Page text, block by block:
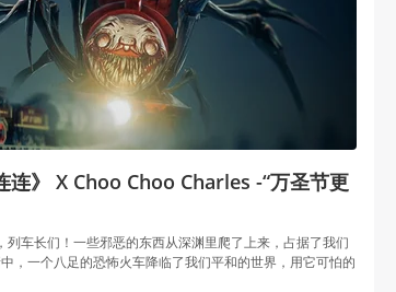
连》 X Choo Choo Charles -“万圣节更
车长们！一些邪恶的东西从深渊里爬了上来，占据了我们
，一个八足的恐怖火车降临了我们平和的世界，用它可怕的